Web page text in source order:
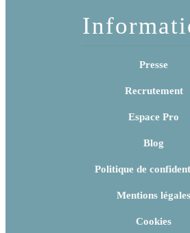
Presse
Recrutement
Espace Pro
Blog
Politique de
Mentions légales
Cookies